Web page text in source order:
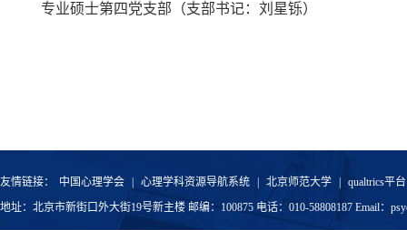
专业硕士第四党支部（支部书记：刘星铄）
友情链接： 中国心理学会 心理学科资源导航系统 北京师范大学
qualtrics平台
地址：北京市新街口外大街19号新主楼 邮编：100875 电话：010-58808187 Email：